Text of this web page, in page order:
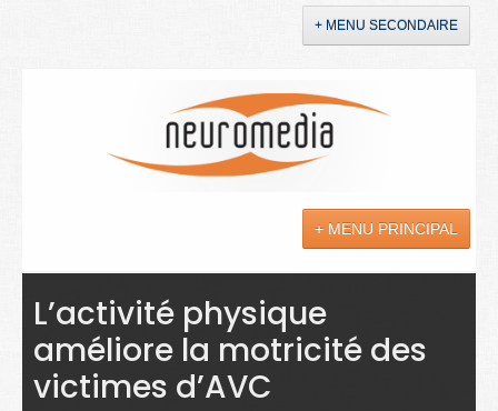
+ MENU SECONDAIRE
+ MENU PRINCIPAL
Actualités
Sciences
Maladies
L’activité physique
améliore la motricité des
victimes d’AVC